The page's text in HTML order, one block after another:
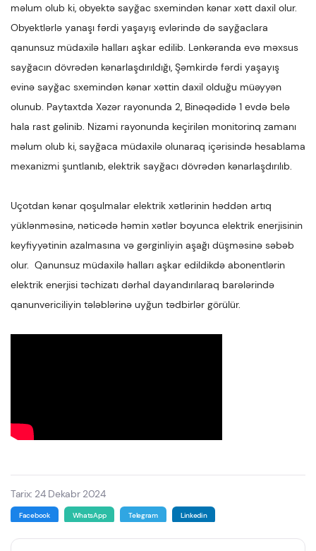
məlum olub ki, obyektə sayğac sxemindən kənar xətt daxil olur.
Obyektlərlə yanaşı fərdi yaşayış evlərində də sayğaclara
qanunsuz müdaxilə halları aşkar edilib. Lənkəranda evə məxsus
sayğacın dövrədən kənarlaşdırıldığı, Şəmkirdə fərdi yaşayış
evinə sayğac sxemindən kənar xəttin daxil olduğu müəyyən
olunub. Paytaxtda Xəzər rayonunda 2, Binəqədidə 1 evdə belə
hala rast gəlinib. Nizami rayonunda keçirilən monitorinq zamanı
məlum olub ki, sayğaca müdaxilə olunaraq içərisində hesablama
mexanizmi şuntlanıb, elektrik sayğacı dövrədən kənarlaşdırılıb.
Uçotdan kənar qoşulmalar elektrik xətlərinin həddən artıq
yüklənməsinə, nəticədə həmin xətlər boyunca elektrik enerjisinin
keyfiyyətinin azalmasına və gərginliyin aşağı düşməsinə səbəb
olur. Qanunsuz müdaxilə halları aşkar edildikdə abonentlərin
elektrik enerjisi təchizatı dərhal dayandırılaraq barələrində
qanunvericiliyin tələblərinə uyğun tədbirlər görülür.
Tarix: 24 Dekabr 2024
Facebook WhatsApp Telegram Linkedin